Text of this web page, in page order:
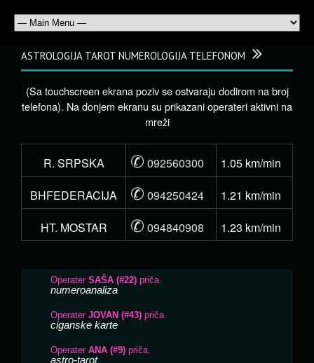
ASTROLOGIJA TAROT NUMEROLOGIJA TELEFONOM
(Sa touchscreen ekrana poziv se ostvaraju dodirom na broj
telefona). Na donjem ekranu su prikazani operateri aktivni na
mreži
R. SRPSKA ✆ 092560300
1.05 km/min
BHFEDERACIJA
✆ 094250424
1.21 km/min
HT. MOSTAR
✆ 094840908 1.23 km/min